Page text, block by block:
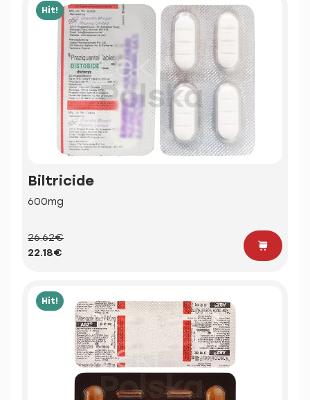
Hit!
Biltricide
600mg
26.62€
22.18€
Hit!